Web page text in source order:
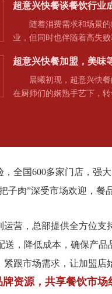
超意兴快餐谈餐饮行业
随着消费需求和场景的
业，但同时也伴随着高失
超意兴快餐加盟，美味
晨曦初现，超意兴快餐
在厨师们的娴熟手艺下，
，全国600多家门店，强
子肉”深受市场欢迎，
营，总部提供全方位支
送，降低成本，确保产品
紧跟市场需求，让加盟店
资源，共享餐饮市场